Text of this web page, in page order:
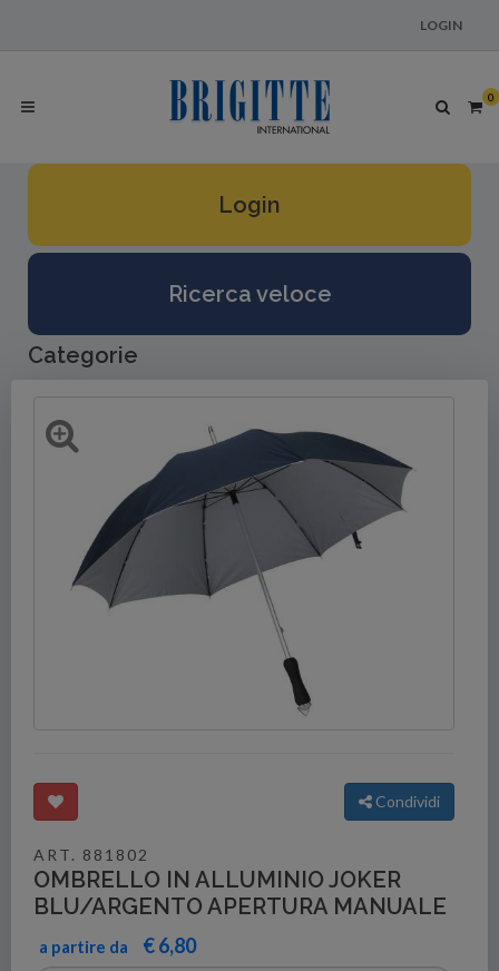
LOGIN
0
Login
Ricerca veloce
Categorie
Condividi
ART. 881802
OMBRELLO IN ALLUMINIO JOKER
BLU/ARGENTO APERTURA MANUALE
a partire da € 6,80